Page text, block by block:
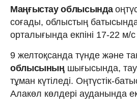
Маңғыстау облысында
соғады, облыстың батысында,
орталығында екпіні 17-22 м/с
9 желтоқсанда түнде және
облысыныңшығысында,
тұман күтіледі. Оңтүстік-
Алакөл көлдері ауданында